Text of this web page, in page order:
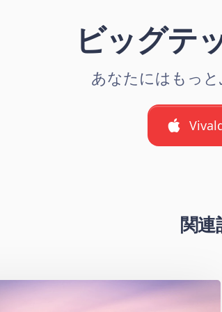
ビッグテ
あなたにはもっと
関連